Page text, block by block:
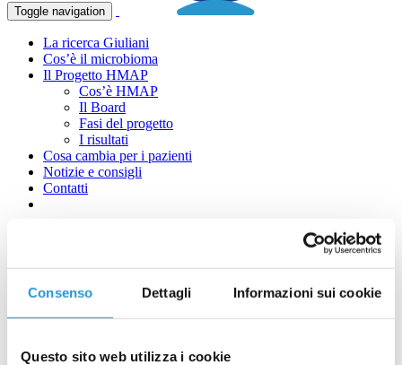
Consenso Dettagli Informazioni sui cookie
Questo sito web utilizza i cookie
Toggle navigation
La ricerca Giuliani
Cos’è il microbioma
Il Progetto HMAP
Cos’è HMAP
Il Board
Fasi del progetto
I risultati
Cosa cambia per i pazienti
Notizie e consigli
Contatti
Microbiota cutaneo e la scelta
dei prodotti dermocosmetici